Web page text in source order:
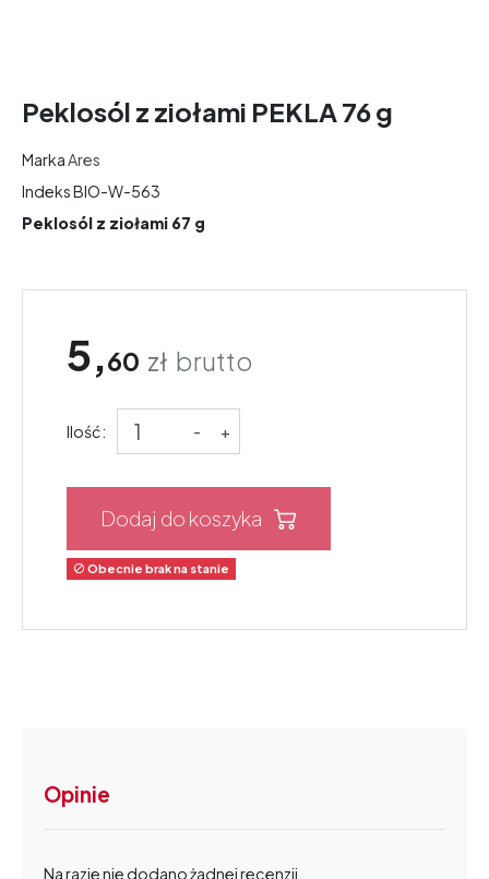
Peklosól z ziołami PEKLA 76 g
MarkaAres
IndeksBIO-W-563
Peklosól z ziołami 67 g
5,60 zł brutto
Ilość: - +
Dodaj do koszyka
 Obecnie brak na stanie
Opinie
Na razie nie dodano żadnej recenzji.